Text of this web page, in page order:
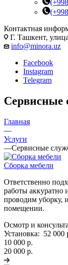
Контактная
Г. Ташкент,
info@minora.uz
Facebook
Instagram
Telegram
Сервисные
Главная
—
Услуги
—Сервисные
Сборка мебели
Ответственно
работы аккуратно
проводим уборку,
помещении.
Осмотр и
Установка: 52 000
10 000 р.
20 000 р.